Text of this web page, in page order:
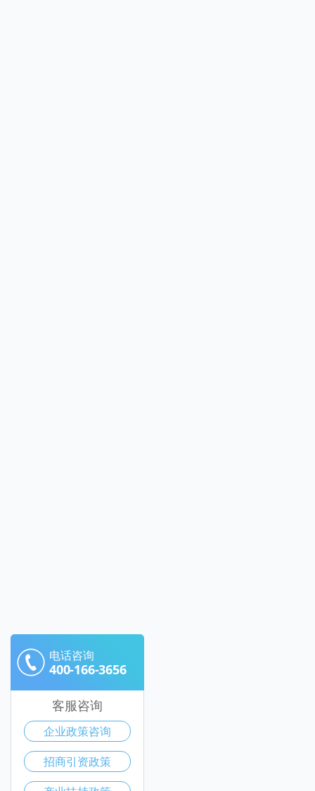
电话咨询
400-166-3656
客服咨询
企业政策咨询
招商引资政策